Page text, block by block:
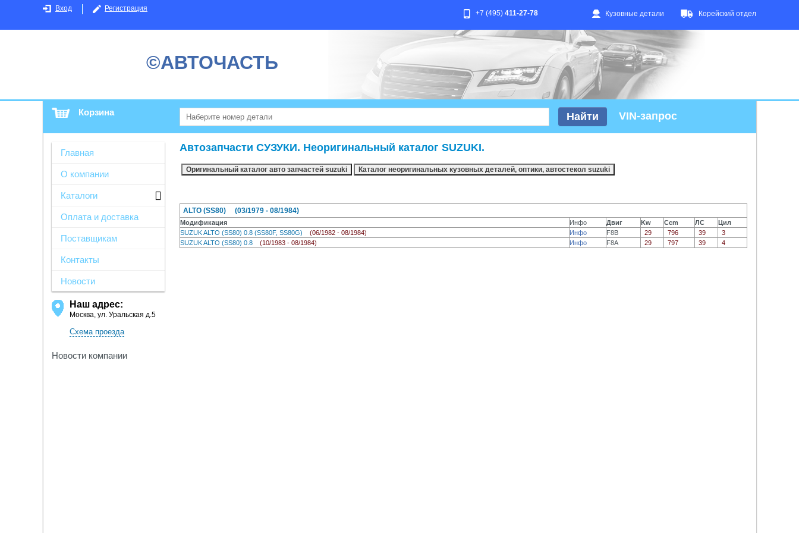
Вход Регистрация
Кузовные детали Корейский отдел
+7 (495) 411-27-78
©АВТОЧАСТЬ
Корзина VIN-запрос
Главная
О компании
Каталоги
Оплата и доставка
Поставщикам
Контакты
Новости
Наш адрес:
Москва, ул. Уральская д.5
Схема проезда
Новости компании
Автозапчасти СУЗУКИ. Неоригинальный каталог SUZUKI.
ALTO (SS80) (03/1979 - 08/1984)
Модификация Инфо Двиг Kw Ccm ЛС
Цил
SUZUK ALTO (SS80) 0.8 (SS80F, SS80G) (06/1982 - 08/1984) Инфо F8B 29 796 39
3
SUZUK ALTO (SS80) 0.8 (10/1983 - 08/1984) Инфо F8A 29 797 39 4